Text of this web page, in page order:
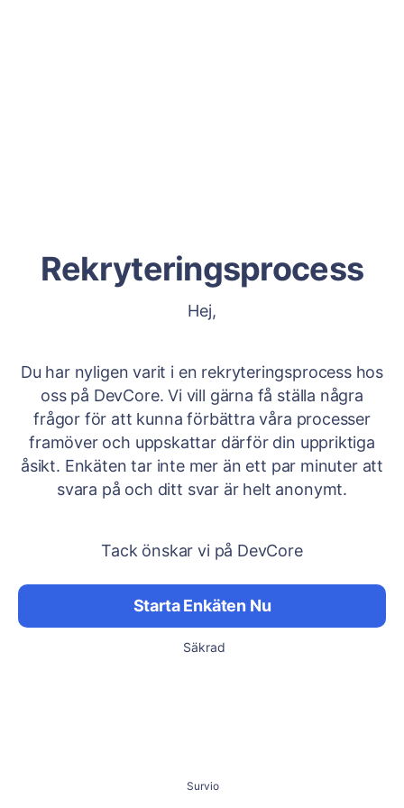
Rekryteringsprocess
Hej,
Du har nyligen varit i en rekryteringsprocess hos
oss på DevCore. Vi vill gärna få ställa några
frågor för att kunna förbättra våra processer
framöver och uppskattar därför din uppriktiga
åsikt. Enkäten tar inte mer än ett par minuter att
svara på och ditt svar är helt anonymt.
Tack önskar vi på DevCore
Starta Enkäten Nu
Säkrad
Survio